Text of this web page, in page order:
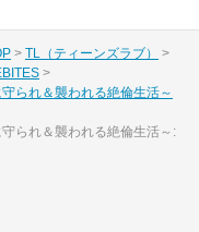
TL（ティーンズラブ）
られ＆襲われる絶倫生活～
られ＆襲われる絶倫生活～: